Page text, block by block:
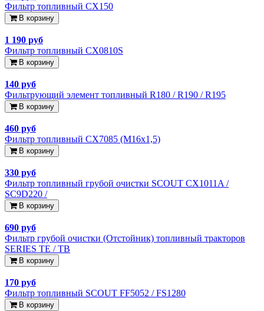
Фильтр топливный CX150
В корзину
1 190 руб
Фильтр топливный CX0810S
В корзину
140 руб
Фильтрующий элемент топливный R180 / R190 / R195
В корзину
460 руб
Фильтр топливный CX7085 (М16х1,5)
В корзину
330 руб
Фильтр топливный грубой очистки SCOUT CX1011A /
SC9D220 /
В корзину
690 руб
Фильтр грубой очистки (Отстойник) топливный тракторов
SERIES TE / TB
В корзину
170 руб
Фильтр топливный SCOUT FF5052 / FS1280
В корзину